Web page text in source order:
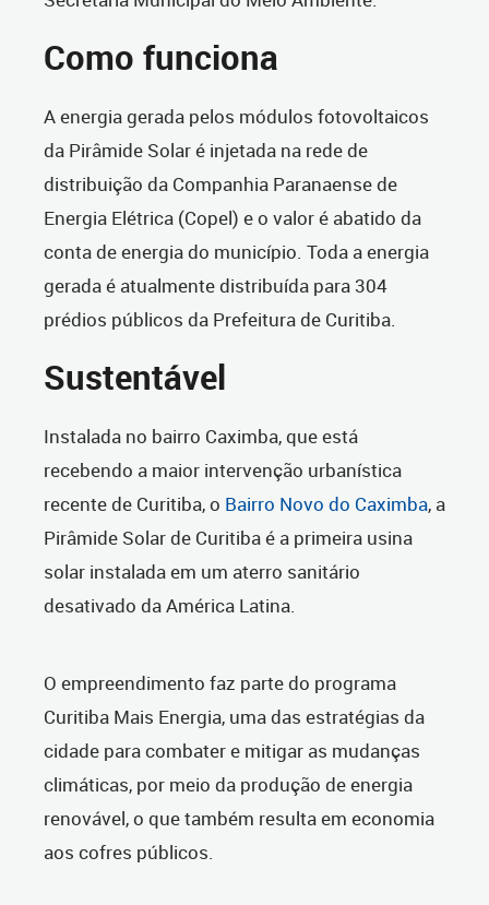
Como funciona
A energia gerada pelos módulos fotovoltaicos
da Pirâmide Solar é injetada na rede de
distribuição da Companhia Paranaense de
Energia Elétrica (Copel) e o valor é abatido da
conta de energia do município. Toda a energia
gerada é atualmente distribuída para 304
prédios públicos da Prefeitura de Curitiba.
Sustentável
Instalada no bairro Caximba, que está
recebendo a maior intervenção urbanística
recente de Curitiba, o Bairro Novo do Caximba, a
Pirâmide Solar de Curitiba é a primeira usina
solar instalada em um aterro sanitário
desativado da América Latina.
O empreendimento faz parte do programa
Curitiba Mais Energia, uma das estratégias da
cidade para combater e mitigar as mudanças
climáticas, por meio da produção de energia
renovável, o que também resulta em economia
aos cofres públicos.